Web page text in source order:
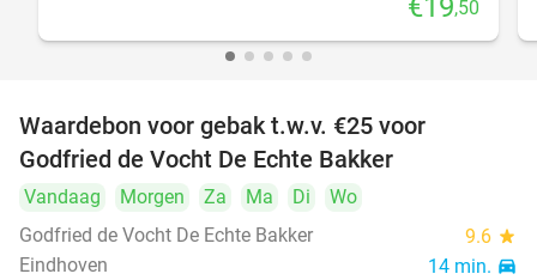
€19,50
Waardebon voor gebak t.w.v. €25 voor
Godfried de Vocht De Echte Bakker
Vandaag Morgen Za Ma Di
Wo
Godfried de Vocht De Echte Bakker
9.6 star
Eindhoven 14 min. directions_car